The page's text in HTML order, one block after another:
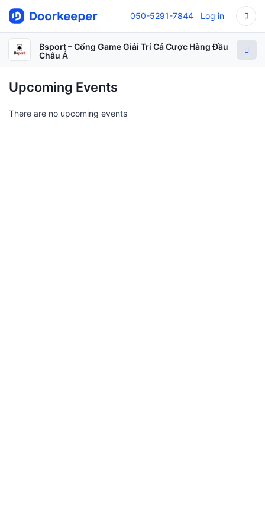
050-5291-7844 Log in
Bsport – Cổng Game Giải Trí Cá Cược Hàng Đầu
Châu Á
Upcoming Events
There are no upcoming events